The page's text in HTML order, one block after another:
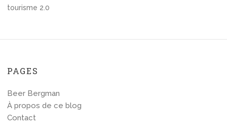
tourisme 2.0
PAGES
Beer Bergman
À propos de ce blog
Contact